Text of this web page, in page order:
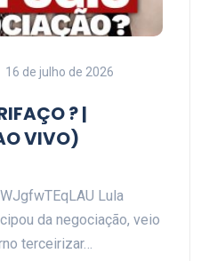
16 de julho de 2026
? |
VIVO)
Lula
da negociação, veio
terceirizar…